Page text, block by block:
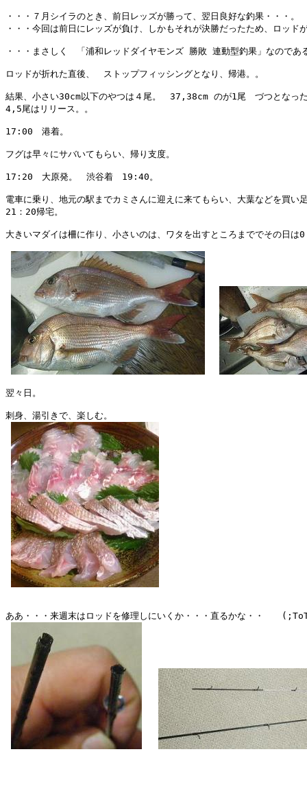
・・・７月シイラのとき、前日レッズが勝って、翌日良好な釣果・・・。
・・・今回は前日にレッズが負け、しかもそれが決勝だったため、ロッド
・・・まさしく　「浦和レッドダイヤモンズ 勝敗 連動型釣果」なのであ
ロッドが折れた直後、　ストップフィッシングとなり、帰港。。
結果、小さい30cm以下のやつは４尾。　37,38cm のが1尾　づつとなっ
4,5尾はリリース。。
17:00　港着。
フグは早々にサバいてもらい、帰り支度。
17:20　大原発。　渋谷着　19:40。
電車に乗り、地元の駅までカミさんに迎えに来てもらい、大葉などを買い
21：20帰宅。
大きいマダイは柵に作り、小さいのは、ワタを出すところまででその日は
翌々日。
刺身、湯引きで、楽しむ。
ああ・・・来週末はロッドを修理しにいくか・・・直るかな・・　　